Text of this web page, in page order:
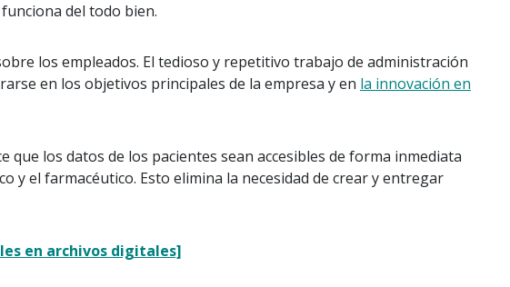
del todo bien.
los empleados. El tedioso y repetitivo trabajo de administración
en los objetivos principales de la empresa y en la innovación en
los datos de los pacientes sean accesibles de forma inmediata
y el farmacéutico. Esto elimina la necesidad de crear y entregar
en archivos digitales]